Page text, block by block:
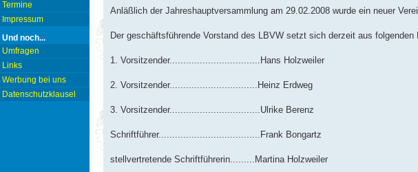
Termine
Impressum
Und noch...
Umfragen
Links
Werbung bei uns
Datenschutzklausel
Anläßlich der Jahreshauptversammlung am 29.02.2008 wurde ein neuer
Der geschäftsführende Vorstand des LBVW setzt sich derzeit aus folgenden
1. Vorsitzender.................................Hans Holzweiler
2. Vorsitzender................................Heinz Erdweg
3. Vorsitzender.................................Ulrike Berenz
Schriftführer.....................................Frank Bongartz
stellvertretende Schriftführerin.........Martina Holzweiler